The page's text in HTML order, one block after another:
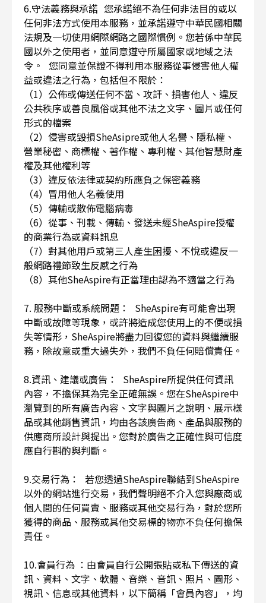
6.守法義務與承諾 您承諾絕不為任何非法目的或以
任何非法方式使用本服務，並承諾遵守中華民國相關
法規及一切使用網際網路之國際慣例。您若係中華民
國以外之使用者，並同意遵守所屬國家或地域之法
令。 您同意並保證不得利用本服務從事侵害他人權
益或違法之行為，包括但不限於：
（1）公佈或傳送任何不當、攻訐、損害他人、違反
公共秩序或善良風俗或其他不法之文字、圖片或任何
形式的檔案
（2）侵害或毀損SheAsipre或他人名譽、隱私權、
營業秘密、商標權、著作權、專利權、其他智慧財產
權及其他權利等
（3）違反依法律或契約所應負之保密義務
（4）冒用他人名義使用
（5）傳輸或散佈電腦病毒
（6）從事、刊載、傳輸、發送未經SheAspire授權
的商業行為或資料訊息
（7）對其他用戶或第三人產生困擾、不悅或違反一
般網路禮節致生反感之行為
（8）其他SheAspire有正當理由認為不適當之行為
7. 服務中斷或系統問題： SheAspire有可能會出現
中斷或故障等現象，或許將造成您使用上的不便或損
失等情形，SheAspire將盡力回復您的資料與繼續服
務，除故意或重大過失外，我們不負任何賠償責任。
8.資訊、建議或廣告： SheAspire所提供任何資訊
內容，不擔保其為完全正確無誤。您在SheAspire中
瀏覽到的所有廣告內容、文字與圖片之說明、展示樣
品或其他銷售資訊，均由各該廣告商、產品與服務的
供應商所設計與提出。您對於廣告之正確性與可信度
應自行斟酌與判斷。
9.交易行為： 若您透過SheAspire聯結到SheAspire
以外的網站進行交易，我們聲明絕不介入您與廠商或
個人間的任何買賣、服務或其他交易行為，對於您所
獲得的商品、服務或其他交易標的物亦不負任何擔保
責任。
10.會員行為 ：由會員自行公開張貼或私下傳送的資
訊、資料、文字、軟體、音樂、音訊、照片、圖形、
視訊、信息或其他資料，以下簡稱「會員內容」，均